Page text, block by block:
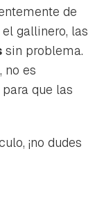
de
gallinero, las
sin problema.
no es
para que las
¡no dudes